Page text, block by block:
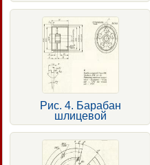
Рис. 4. Барабан
шлицевой